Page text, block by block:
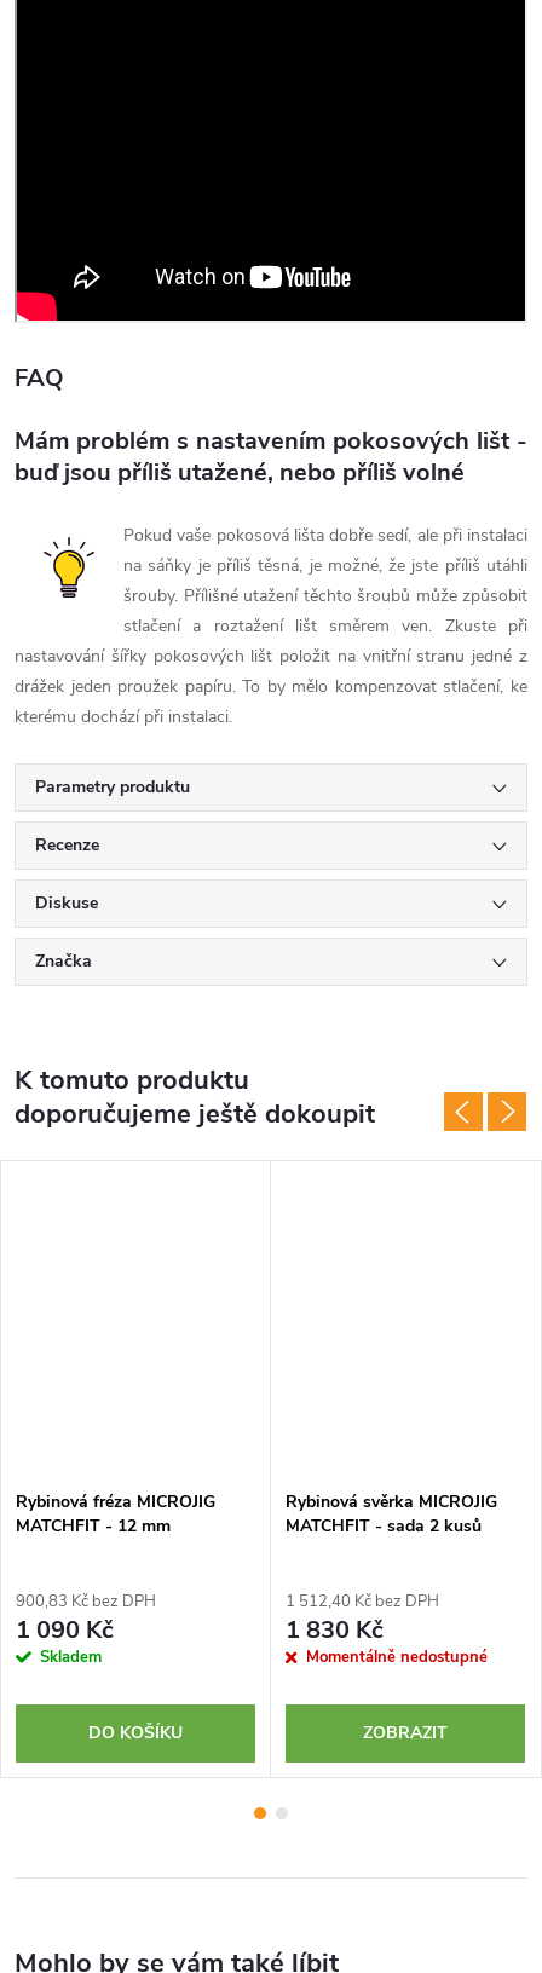
FAQ
Mám problém s nastavením pokosových lišt -
buď jsou příliš utažené, nebo příliš volné
Pokud vaše pokosová lišta dobře sedí, ale při instalaci
na sáňky je příliš těsná, je možné, že jste příliš utáhli
šrouby. Přílišné utažení těchto šroubů může způsobit
stlačení a roztažení lišt směrem ven. Zkuste při
nastavování šířky pokosových lišt položit na vnitřní stranu jedné z
drážek jeden proužek papíru. To by mělo kompenzovat stlačení, ke
kterému dochází při instalaci.
Parametry produktu
Recenze
Diskuse
Značka
K tomuto produktu
doporučujeme ještě dokoupit
Rybinová fréza MICROJIG
MATCHFIT - 12 mm
900,83 Kč bez DPH
1 090 Kč
Skladem
DO KOŠÍKU
Rybinová svěrka MICROJIG
MATCHFIT - sada 2 kusů
1 512,40 Kč bez DPH
1 830 Kč
Momentálně nedostupné
ZOBRAZIT